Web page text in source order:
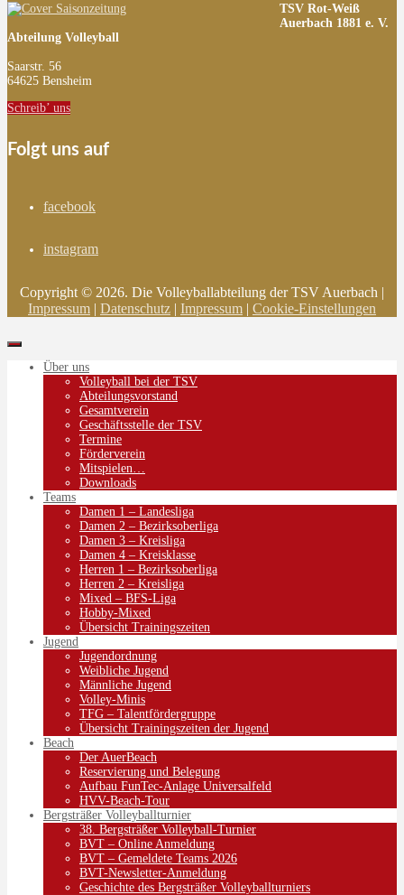
TSV Rot-Weiß
Auerbach 1881 e. V.
Abteilung Volleyball
Saarstr. 56
64625 Bensheim
Schreib’ uns
Folgt uns auf
facebook
instagram
Copyright © 2026. Die Volleyballabteilung der TSV Auerbach |
Impressum | Datenschutz | Impressum | Cookie-Einstellungen
Über uns
Volleyball bei der TSV
Abteilungsvorstand
Gesamtverein
Geschäftsstelle der TSV
Termine
Förderverein
Mitspielen…
Downloads
Teams
Damen 1 – Landesliga
Damen 2 – Bezirksoberliga
Damen 3 – Kreisliga
Damen 4 – Kreisklasse
Herren 1 – Bezirksoberliga
Herren 2 – Kreisliga
Mixed – BFS-Liga
Hobby-Mixed
Übersicht Trainingszeiten
Jugend
Jugendordnung
Weibliche Jugend
Männliche Jugend
Volley-Minis
TFG – Talentfördergruppe
Übersicht Trainingszeiten der Jugend
Beach
Der AuerBeach
Reservierung und Belegung
Aufbau FunTec-Anlage Universalfeld
HVV-Beach-Tour
Bergsträßer Volleyballturnier
38. Bergsträßer Volleyball-Turnier
BVT – Online Anmeldung
BVT – Gemeldete Teams 2026
BVT-Newsletter-Anmeldung
Geschichte des Bergsträßer Volleyballturniers